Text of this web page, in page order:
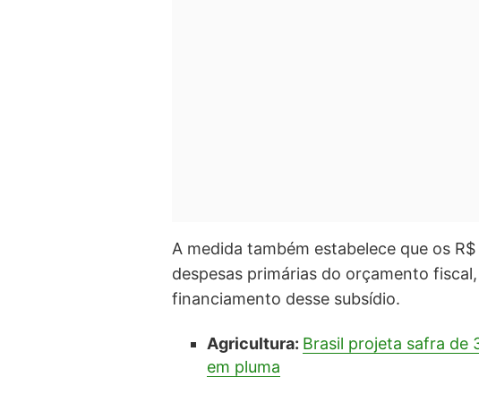
A medida também estabelece que os
despesas primárias do orçamento
financiamento desse subsídio.
Agricultura: Brasil projeta safra de
em pluma